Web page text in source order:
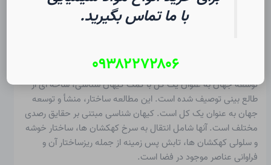
انفجار بزرگ در شیمی | فرهنگ
Christopher J. Ziegler
توسعه جهان به عنوان یک کل با کمک کیهان شناسی، شاخه ای از
طالع بینی توصیف شده است. این مطالعه ساختار، منشأ و توسعه
جهان به عنوان یک کل است. کیهان شناسی مبتنی بر حقایق رصدی
مختلف است. آنها شامل انتقال به سرخ کهکشان ها، ساختار خوشه
و سلولی کهکشان ها، تابش پس زمینه از جمله ریزساختار آن و
فراوانی عناصر موجود در فضا است.
با ما تماس بگیرید.
۰۹۳۸۲۲۷۲۸۰۶